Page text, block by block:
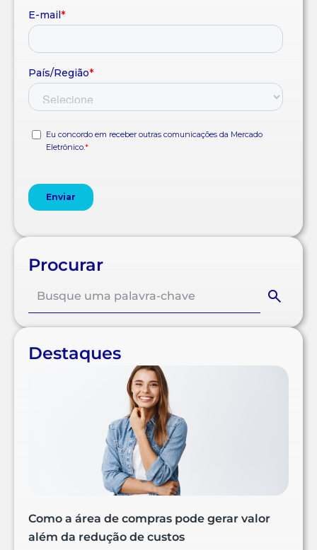
Procurar
Destaques
Como a área de compras pode gerar valor
além da redução de custos